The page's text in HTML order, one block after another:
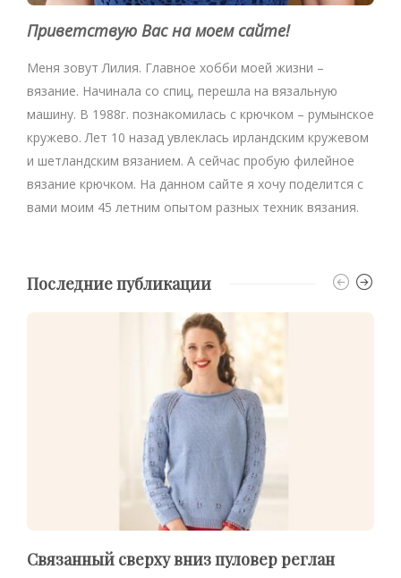
Приветствую Вас на моем сайте!
Меня зовут Лилия. Главное хобби моей жизни –
вязание. Начинала со спиц, перешла на вязальную
машину. В 1988г. познакомилась с крючком – румынское
кружево. Лет 10 назад увлеклась ирландским кружевом
и шетландским вязанием. А сейчас пробую филейное
вязание крючком. На данном сайте я хочу поделится с
вами моим 45 летним опытом разных техник вязания.
Последние публикации
Связанный сверху вниз пуловер реглан